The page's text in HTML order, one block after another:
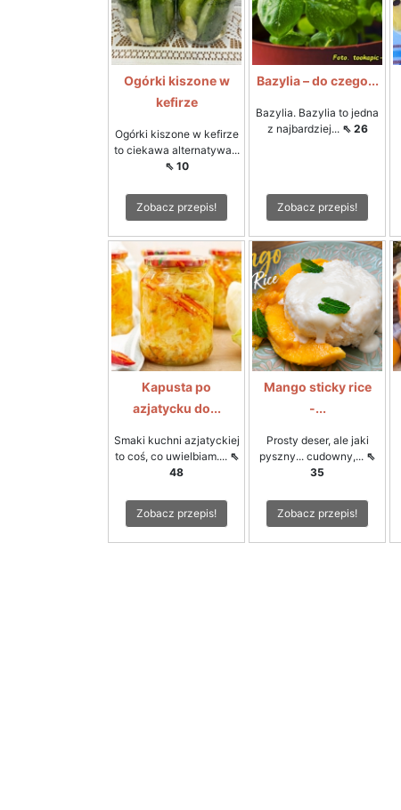
Ogórki kiszone w
kefirze
Ogórki kiszone w kefirze
to ciekawa alternatywa...
⇖ 10
Zobacz przepis!
Bazylia – do czego...
Bazylia. Bazylia to jedna
z najbardziej... ⇖ 26
Zobacz przepis!
Kapusta po
azjatycku do...
Smaki kuchni azjatyckiej
to coś, co uwielbiam.... ⇖
48
Zobacz przepis!
Mango sticky rice
-...
Prosty deser, ale jaki
pyszny... cudowny,... ⇖
35
Zobacz przepis!